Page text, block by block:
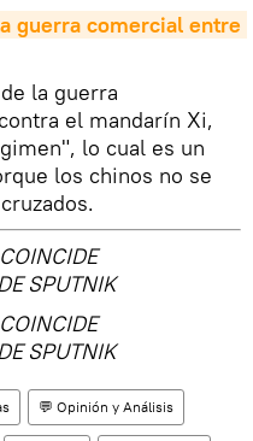
guerra comercial entre
la guerra
el mandarín Xi,
lo cual es un
los chinos no se
SPUTNIK
SPUTNIK
💬 Opinión y Análisis